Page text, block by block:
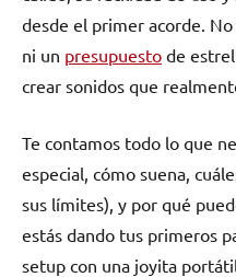
desde el primer acorde.
ni un presupuesto de
crear sonidos que
Te contamos todo lo que
especial, cómo suena,
sus límites), y por qué
estás dando tus primeros
setup con una joyita